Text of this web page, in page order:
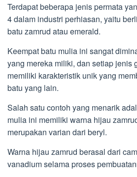
Terdapat beberapa jenis permata
4 dalam industri perhiasan, yaitu
batu zamrud atau emerald.
Keempat batu mulia ini sangat
yang mereka miliki, dan setiap jenis
memiliki karakteristik unik yang
batu yang lain.
Salah satu contoh yang menarik
mulia ini memiliki warna hijau
merupakan varian dari beryl.
Warna hijau zamrud berasal dari
vanadium selama proses